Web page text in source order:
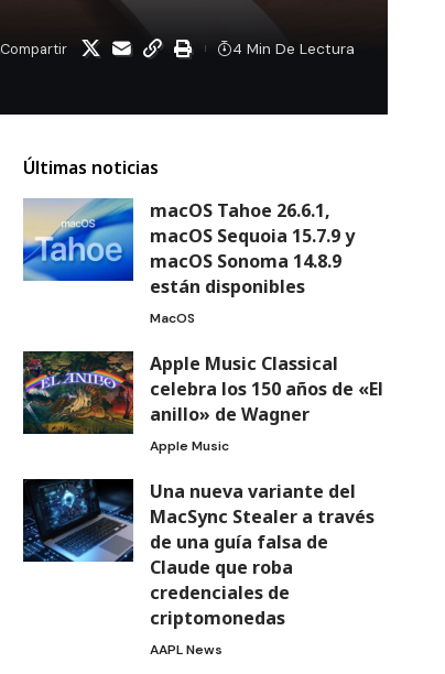
Compartir 4 Min De Lectura
Últimas noticias
macOS Tahoe 26.6.1,
macOS Sequoia 15.7.9 y
macOS Sonoma 14.8.9
están disponibles
MacOS
Apple Music Classical
celebra los 150 años de «El
anillo» de Wagner
Apple Music
Una nueva variante del
MacSync Stealer a través
de una guía falsa de
Claude que roba
credenciales de
criptomonedas
AAPL News